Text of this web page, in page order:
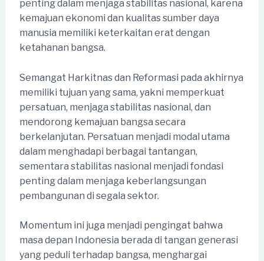
penting dalam menjaga stabilitas nasional, karena
kemajuan ekonomi dan kualitas sumber daya
manusia memiliki keterkaitan erat dengan
ketahanan bangsa.
Semangat Harkitnas dan Reformasi pada akhirnya
memiliki tujuan yang sama, yakni memperkuat
persatuan, menjaga stabilitas nasional, dan
mendorong kemajuan bangsa secara
berkelanjutan. Persatuan menjadi modal utama
dalam menghadapi berbagai tantangan,
sementara stabilitas nasional menjadi fondasi
penting dalam menjaga keberlangsungan
pembangunan di segala sektor.
Momentum ini juga menjadi pengingat bahwa
masa depan Indonesia berada di tangan generasi
yang peduli terhadap bangsa, menghargai